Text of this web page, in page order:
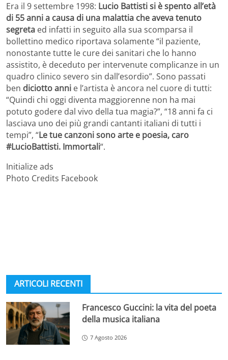
Era il 9 settembre 1998: Lucio Battisti si è spento all’età
di 55 anni a causa di una malattia che aveva tenuto
segreta ed infatti in seguito alla sua scomparsa il
bollettino medico riportava solamente “il paziente,
nonostante tutte le cure dei sanitari che lo hanno
assistito, è deceduto per intervenute complicanze in un
quadro clinico severo sin dall’esordio”. Sono passati
ben diciotto anni e l’artista è ancora nel cuore di tutti:
“Quindi chi oggi diventa maggiorenne non ha mai
potuto godere dal vivo della tua magia?”, “18 anni fa ci
lasciava uno dei più grandi cantanti italiani di tutti i
tempi”, “Le tue canzoni sono arte e poesia, caro
#LucioBattisti. Immortali“.
Initialize ads
Photo Credits Facebook
ARTICOLI RECENTI
Francesco Guccini: la vita del poeta
della musica italiana
7 Agosto 2026